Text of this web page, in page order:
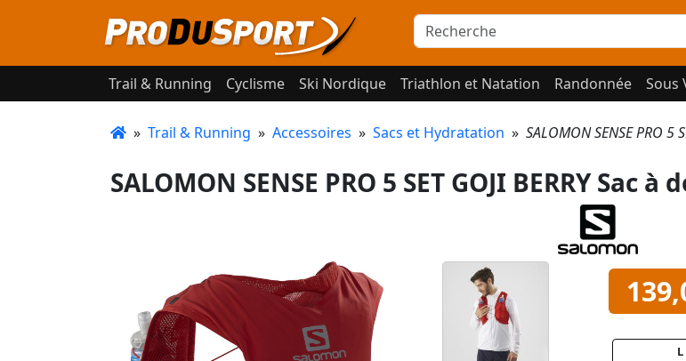
Trail & Running Cyclisme Ski Nordique Triathlon et Natation Randonnée Sous
» Trail & Running » Accessoires » Sacs et Hydratation » SALOMON SENSE PRO 5
SALOMON SENSE PRO 5 SET GOJI BERRY Sac à
L